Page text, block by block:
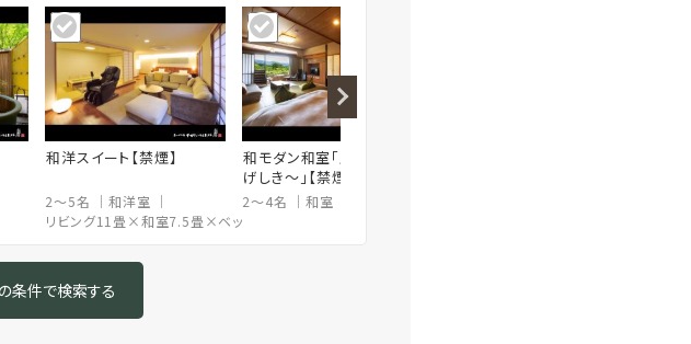
和洋スイート【禁煙】
2～5名
和洋室
リビング11畳×和室7.5畳×ベッドスペース7.5畳
和モダン和室「里景色～さと
げしき～」【禁煙】
2～4名 和室